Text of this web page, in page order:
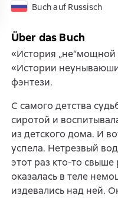
Buch auf Russisch
Über das Buch
«История
«Истории
фэнтези.
С самого детства
сиротой и
из детского дома. И
успела. Нетрезвый
этот раз кто-то
оказалась в теле
издевались над ней.